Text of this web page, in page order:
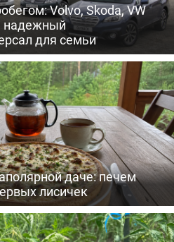
Volvo, Skoda, VW
надежный
для семьи
даче: печем
лисичек